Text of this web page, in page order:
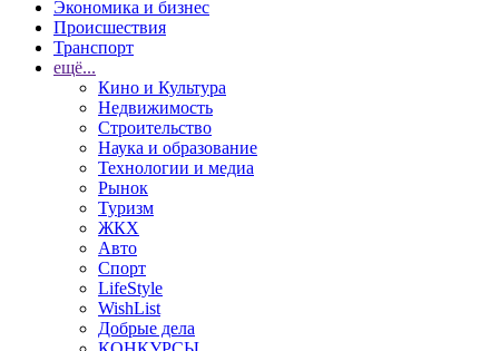
Экономика и бизнес
Происшествия
Транспорт
ещё...
Кино и Культура
Недвижимость
Строительство
Наука и образование
Технологии и медиа
Рынок
Туризм
ЖКХ
Авто
Спорт
LifeStyle
WishList
Добрые дела